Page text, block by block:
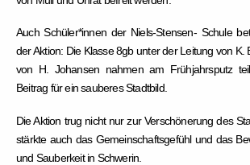
Auch Schüler*innen der Niels-Stensen- Schule
der Aktion: Die Klasse 8gb unter der Leitung von K.
von H. Johansen nahmen am Frühjahrsputz
Beitrag für ein sauberes Stadtbild.
Die Aktion trug nicht nur zur Verschönerung des
stärkte auch das Gemeinschaftsgefühl und das
und Sauberkeit in Schwerin.